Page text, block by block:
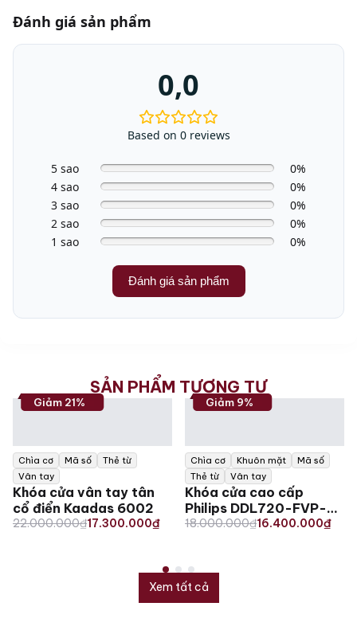
Đánh giá sản phẩm
0,0
Based on 0 reviews
5 sao
0%
4 sao
0%
3 sao
0%
2 sao
0%
1 sao
0%
Đánh giá sản phẩm
SẢN PHẨM TƯƠNG TỰ
Xem tất cả
Giảm 21%
Chìa cơ Mã số
Thẻ từ
Vân tay
Khóa cửa vân tay tân
cổ điển Kaadas 6002
22.000.000₫
Original
17.300.000₫
Current
Giảm 9%
Chìa cơ Khuôn mặt
Mã số
Thẻ từ
Vân tay
Khóa cửa cao cấp
Philips DDL720-FVP-
7HWS - Nhận diện
18.000.000₫
Original
18.000.000₫.
16.400.000₫
Current
16.400.000₫.